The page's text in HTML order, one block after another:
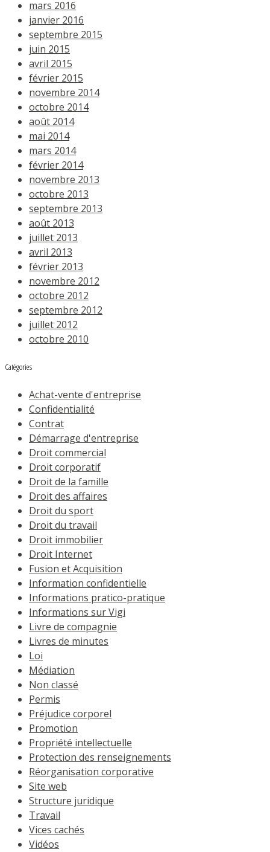
mars 2016
janvier 2016
septembre 2015
juin 2015
avril 2015
février 2015
novembre 2014
octobre 2014
août 2014
mai 2014
mars 2014
février 2014
novembre 2013
octobre 2013
septembre 2013
août 2013
juillet 2013
avril 2013
février 2013
novembre 2012
octobre 2012
septembre 2012
juillet 2012
octobre 2010
Catégories
Achat-vente d'entreprise
Confidentialité
Contrat
Démarrage d'entreprise
Droit commercial
Droit corporatif
Droit de la famille
Droit des affaires
Droit du sport
Droit du travail
Droit immobilier
Droit Internet
Fusion et Acquisition
Information confidentielle
Informations pratico-pratique
Informations sur Vigi
Livre de compagnie
Livres de minutes
Loi
Médiation
Non classé
Permis
Préjudice corporel
Promotion
Propriété intellectuelle
Protection des renseignements
Réorganisation corporative
Site web
Structure juridique
Travail
Vices cachés
Vidéos